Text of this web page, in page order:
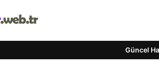
Güncel